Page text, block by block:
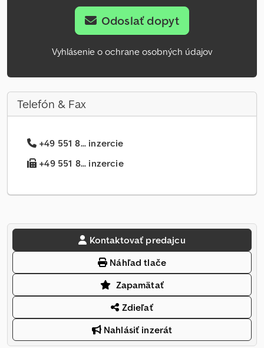
Odoslať dopyt
Vyhlásenie o ochrane osobných údajov
Telefón & Fax
+49 551 8... inzercie
+49 551 8... inzercie
Kontaktovať predajcu
Náhľad tlače
Zapamätať
Zdieľať
Nahlásiť inzerát